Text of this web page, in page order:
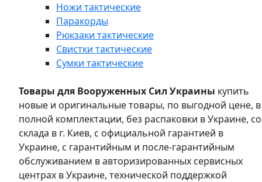
Ножи тактические
Паракорды
Рюкзаки тактические
Свистки тактические
Сумки тактические
Товары для Вооруженных Сил Украины купить
новые и оригинальные товары, по выгодной цене, в
полной комплектации, без распаковки в Украине, со
склада в г. Киев, с официальной гарантией в
Украине, с гарантийным и после-гарантийным
обслуживанием в авторизированных сервисных
центрах в Украине, технической поддержкой